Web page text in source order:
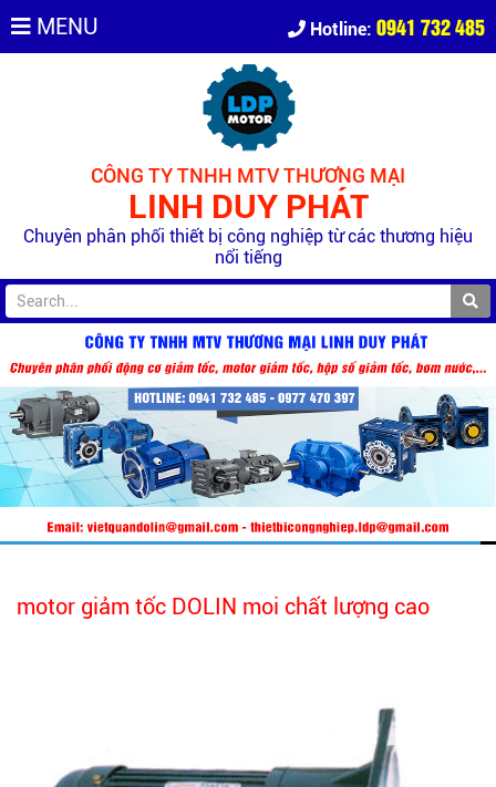
MENU Hotline: 0941 732 485
CÔNG TY TNHH MTV THƯƠNG MẠI
LINH DUY PHÁT
Chuyên phân phối thiết bị công nghiệp từ các thương hiệu
nổi tiếng
motor giảm tốc DOLIN moi chất lượng cao